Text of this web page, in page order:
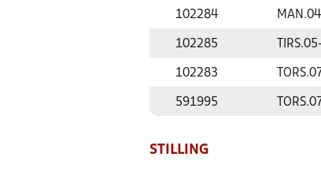
102284 MAN.
102285 TIRS.
102283 TORS.
591995 TORS.
STILLING